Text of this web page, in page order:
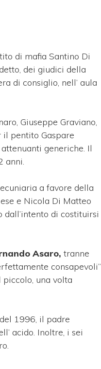
di mafia Santino Di
dei giudici della
di consiglio, nell’ aula
Giuseppe Graviano,
il pentito Gaspare
generiche. Il
anni.
a favore della
e Nicola Di Matteo
di costituirsi
Asaro, tranne
consapevoli”
una volta
1996, il padre
acido. Inoltre, i sei